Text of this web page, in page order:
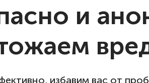
и
избавим вас от